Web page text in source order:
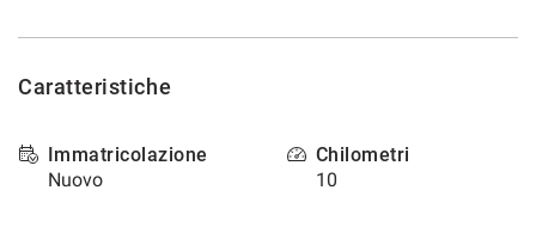
Caratteristiche
Immatricolazione
Nuovo
Chilometri
10
ottenere
informazioni
sull'utilità